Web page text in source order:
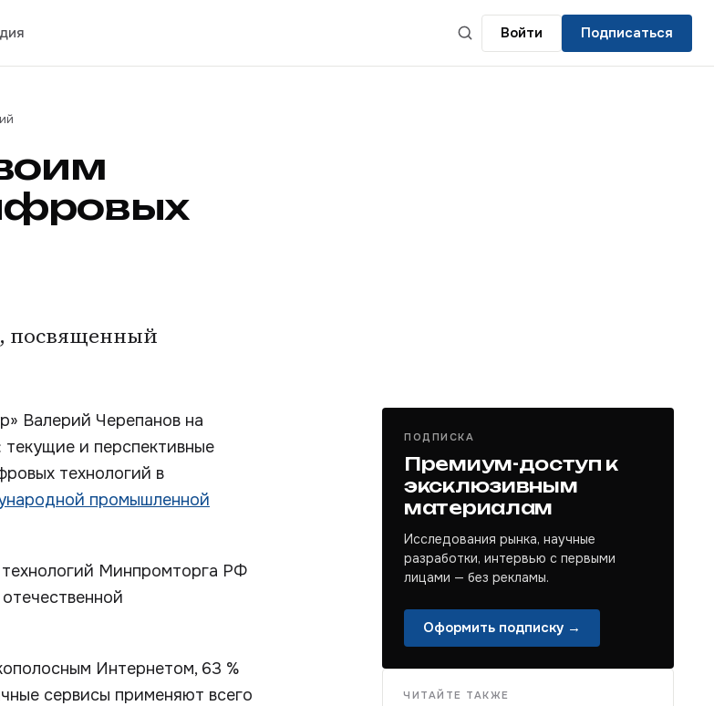
Войти Подписаться
посвященный
Валерий Черепанов на
и перспективные
технологий в
промышленной
Минпромторга РФ
Интернетом, 63 %
сервисы применяют всего
ПОДПИСКА
Премиум-доступ к
эксклюзивным
материалам
Исследования рынка, научные
разработки, интервью с первыми
лицами — без рекламы.
Оформить подписку →
ЧИТАЙТЕ ТАКЖЕ